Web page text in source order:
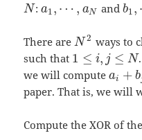
N :a1, ⋯ , aN and b1,
There areN 2 ways to
such that 1 ≤ i, j ≤ N
we will computeai + b
paper. That is, we will
Compute the XOR of